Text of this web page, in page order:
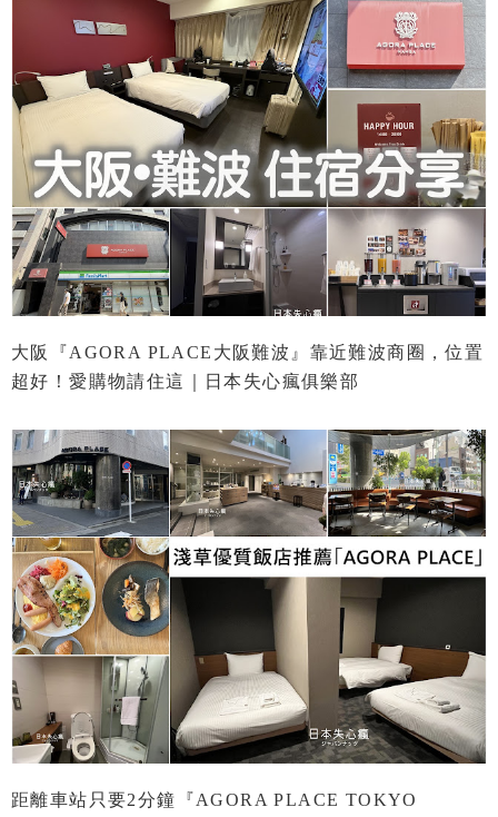
大阪『AGORA PLACE大阪難波』靠近難波商圈，位置
超好！愛購物請住這｜日本失心瘋俱樂部
距離車站只要2分鐘『AGORA PLACE TOKYO